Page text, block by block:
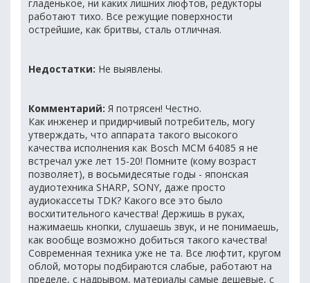
гладенькое, ни каких лишних люфтов, редукторы
работают тихо. Все режущие поверхности
острейшие, как бритвы, сталь отличная.
Недостатки: Не выявлены.
Комментарий: Я потрясен! Честно.
Как инженер и придирчивый потребитель, могу
утверждать, что аппарата такого высокого
качества исполнения как Bosch MCM 64085 я не
встречал уже лет 15-20! Помните (кому возраст
позволяет), в восьмидесятые годы - японская
аудиотехника SHARP, SONY, даже просто
аудиокассеты TDK? Какого все это было
восхитительного качества! Держишь в руках,
нажимаешь кнопки, слушаешь звук, и не понимаешь,
как вообще возможно добиться такого качества!
Современная техника уже не та. Все люфтит, кругом
облой, моторы подбираются слабые, работают на
пределе, с надрывом, материалы самые дешевые, с